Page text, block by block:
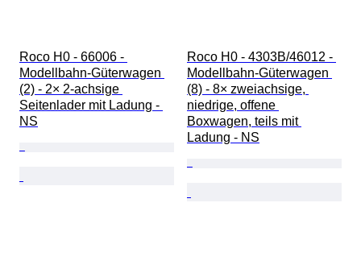
Roco H0 - 66006 -
Modellbahn-Güterwagen
(2) - 2× 2-achsige
Seitenlader mit Ladung -
NS
Roco H0 - 4303B/46012 -
Modellbahn-Güterwagen
(8) - 8× zweiachsige,
niedrige, offene
Boxwagen, teils mit
Ladung - NS